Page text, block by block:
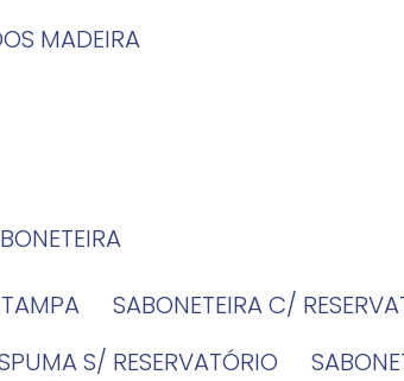
MADEIRA
TAMPA
SABONETEIRA C/
S/ RESERVATÓRIO